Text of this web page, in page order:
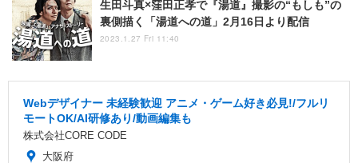
生田斗真×窪田正孝で『湯道』撮影の“もしも”の
裏側描く「湯道への道」2月16日より配信
2023.1.27 Fri 11:40
Webデザイナー 未経験歓迎 アニメ・ゲーム好き必見!/フルリ
モートOK/AI研修あり/動画編集も
株式会社CORE CODE
大阪府